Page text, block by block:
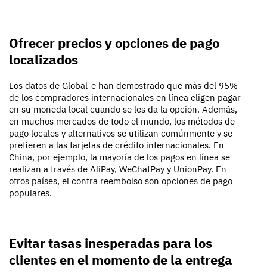
Ofrecer precios y opciones de pago
localizados
Los datos de Global-e han demostrado que más del 95%
de los compradores internacionales en línea eligen pagar
en su moneda local cuando se les da la opción. Además,
en muchos mercados de todo el mundo, los métodos de
pago locales y alternativos se utilizan comúnmente y se
prefieren a las tarjetas de crédito internacionales. En
China, por ejemplo, la mayoría de los pagos en línea se
realizan a través de AliPay, WeChatPay y UnionPay. En
otros países, el contra reembolso son opciones de pago
populares.
Evitar tasas inesperadas para los
clientes en el momento de la entrega